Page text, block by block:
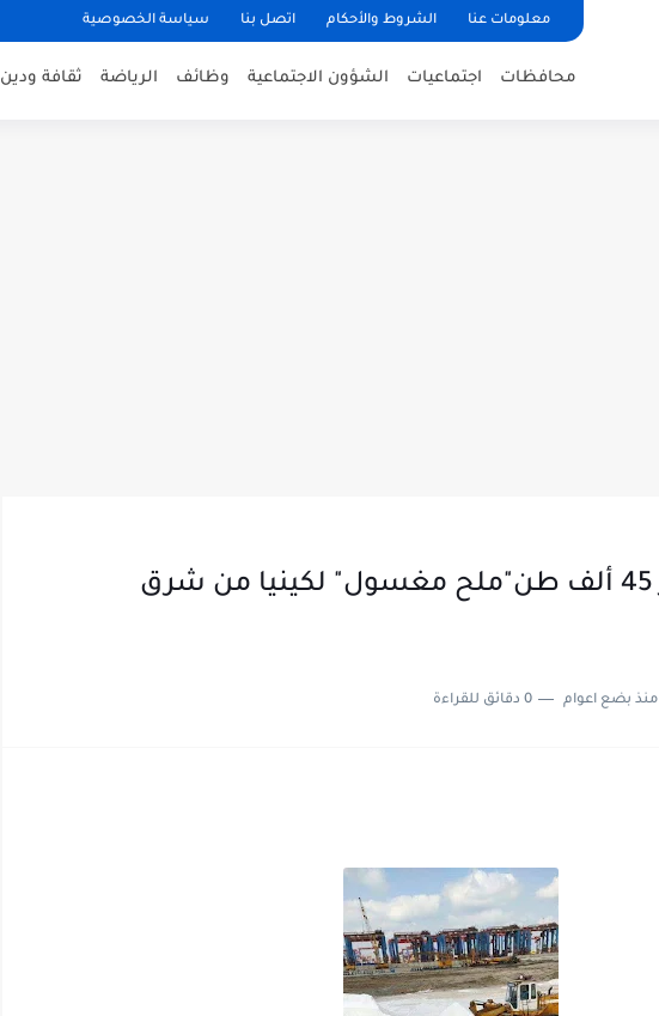
معلومات عنا الشروط والأحكام اتصل بنا سياسة الخصوصية
محافظات اجتماعيات الشؤون الاجتماعية وظائف الرياضة ثقافة ودين
"لأول مرة.. تصدير 45 ألف طن"ملح مغسول" لكينيا من شرق
منذ بضع اعوام 0 دقائق للقراءة